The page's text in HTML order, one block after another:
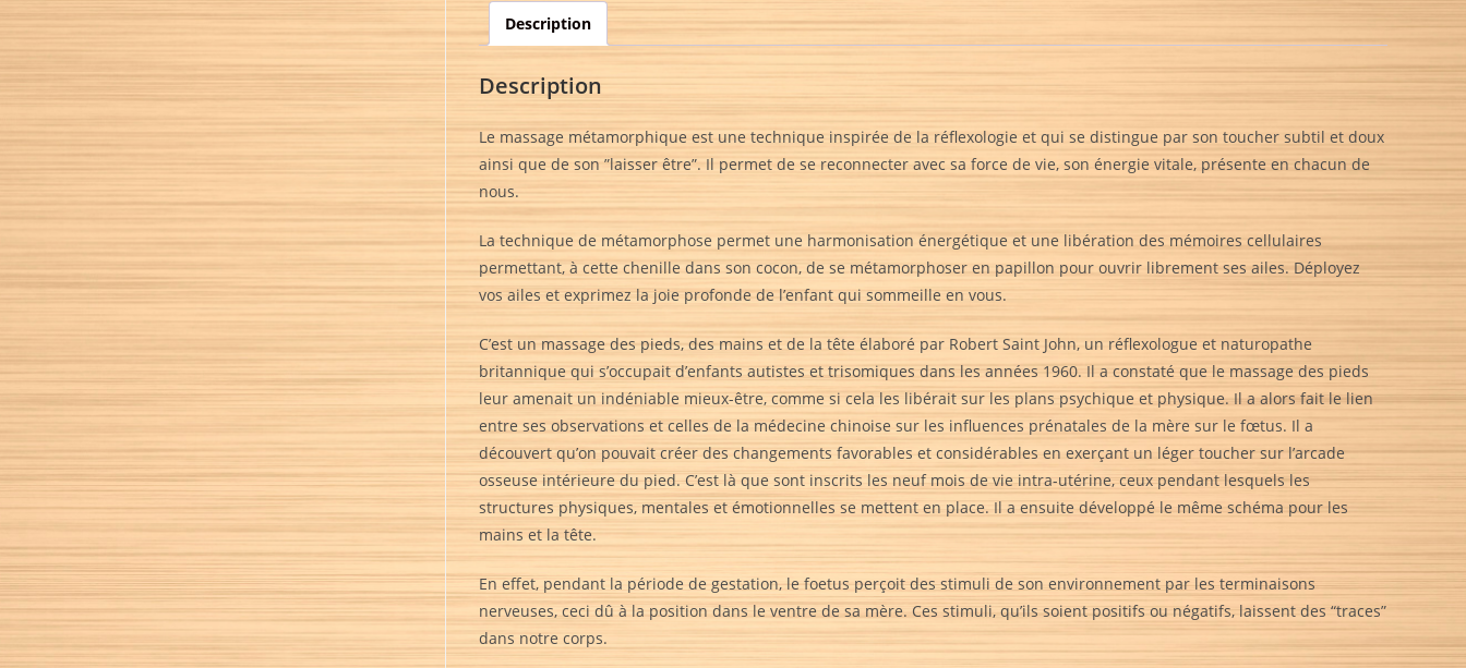
Description
Description
Le massage métamorphique est une technique inspirée de la réflexologie et qui se distingue par son toucher subtil et doux
ainsi que de son ”laisser être”. Il permet de se reconnecter avec sa force de vie, son énergie vitale, présente en chacun de
nous.
La technique de métamorphose permet une harmonisation énergétique et une libération des mémoires cellulaires
permettant, à cette chenille dans son cocon, de se métamorphoser en papillon pour ouvrir librement ses ailes. Déployez
vos ailes et exprimez la joie profonde de l’enfant qui sommeille en vous.
C’est un massage des pieds, des mains et de la tête élaboré par Robert Saint John, un réflexologue et naturopathe
britannique qui s’occupait d’enfants autistes et trisomiques dans les années 1960. Il a constaté que le massage des pieds
leur amenait un indéniable mieux-être, comme si cela les libérait sur les plans psychique et physique. Il a alors fait le lien
entre ses observations et celles de la médecine chinoise sur les influences prénatales de la mère sur le fœtus. Il a
découvert qu’on pouvait créer des changements favorables et considérables en exerçant un léger toucher sur l’arcade
osseuse intérieure du pied. C’est là que sont inscrits les neuf mois de vie intra-utérine, ceux pendant lesquels les
structures physiques, mentales et émotionnelles se mettent en place. Il a ensuite développé le même schéma pour les
mains et la tête.
En effet, pendant la période de gestation, le foetus perçoit des stimuli de son environnement par les terminaisons
nerveuses, ceci dû à la position dans le ventre de sa mère. Ces stimuli, qu’ils soient positifs ou négatifs, laissent des “traces”
dans notre corps.